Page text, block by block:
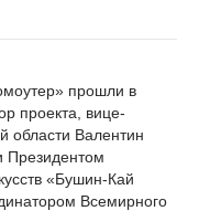
прошли в
проекта, вице-
области Валентин
Президентом
«Бушин-Кай
Всемирного